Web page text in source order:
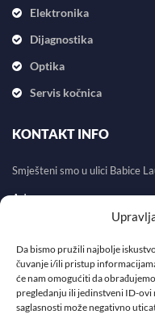
Da bismo pružili najbolje
čuvanje i/ili pristup
će nam omogućiti da
pregledanju ili jedinstveni ID-ovi
saglasnosti može negativno
Elektronika
Dijagnostika
Optika
Servis kočnica
KONTAKT INFO
Smješteni smo u ulici Babice
Adresa:
Babice Laude do broja 24,
Email:
info@autodiag.ba
Telefon: +387 61 729 497